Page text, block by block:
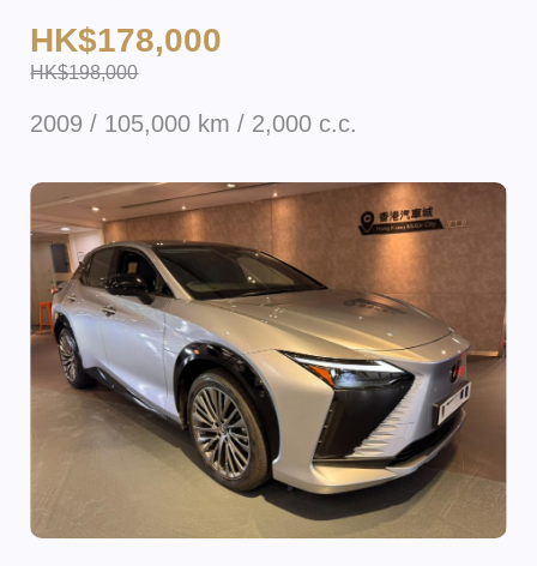
HK$178,000
HK$198,000
2009 / 105,000 km / 2,000 c.c.